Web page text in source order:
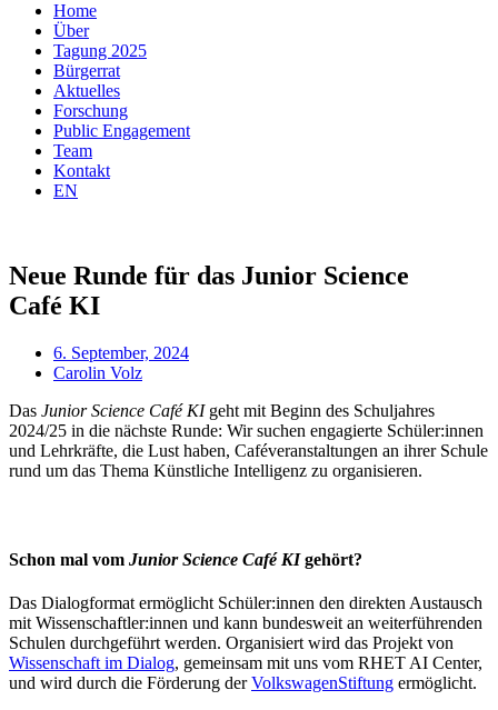
Home
Über
Tagung 2025
Bürgerrat
Aktuelles
Forschung
Public Engagement
Team
Kontakt
EN
Neue Runde für das Junior Science
Café KI
6. September, 2024
Carolin Volz
Das Juni­or Sci­ence Café KIgeht mit Beginn des Schul­jah­res
2024/25 in die nächs­te Run­de: Wir suchen enga­gier­te Schüler:innen
und Lehr­kräf­te, die Lust haben, Café­ver­an­stal­tun­gen an ihrer Schu­le
rund um das The­ma Künst­li­che Intel­li­genz zu organisieren.
Schon mal vom Junior Science Café KIgehört?
Das Dia­log­for­mat ermög­licht Schüler:innen den direk­ten Aus­tausch
mit Wissenschaftler:innen und kann bun­des­weit an wei­ter­füh­ren­den
Schu­len durch­ge­führt wer­den. Orga­ni­siert wird das Pro­jekt von
Wis­sen­schaft im Dia­log, gemein­sam mit uns vom RHET AI Cen­ter,
und wird durch die För­de­rung derVolks­wa­gen­Stif­tung ermöglicht.